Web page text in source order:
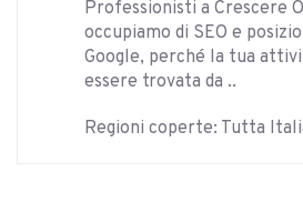
Professionisti a Crescere
occupiamo di SEO e
Google, perché la tua
essere trovata da ..
Regioni coperte: Tutta